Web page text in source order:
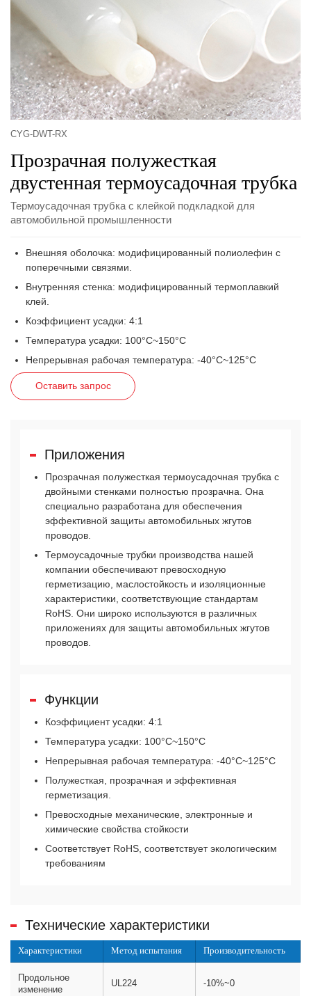
CYG-DWT-RX
Прозрачная полужесткая
двустенная термоусадочная трубка
Термоусадочная трубка с клейкой подкладкой для
автомобильной промышленности
Внешняя оболочка: модифицированный полиолефин с
поперечными связями.
Внутренняя стенка: модифицированный термоплавкий
клей.
Коэффициент усадки: 4:1
Температура усадки: 100°C~150°C
Непрерывная рабочая температура: -40°C~125°C
Оставить запрос
Приложения
Прозрачная полужесткая термоусадочная трубка с
двойными стенками полностью прозрачна. Она
специально разработана для обеспечения
эффективной защиты автомобильных жгутов
проводов.
Термоусадочные трубки производства нашей
компании обеспечивают превосходную
герметизацию, маслостойкость и изоляционные
характеристики, соответствующие стандартам
RoHS. Они широко используются в различных
приложениях для защиты автомобильных жгутов
проводов.
Функции
Коэффициент усадки: 4:1
Температура усадки: 100°C~150°C
Непрерывная рабочая температура: -40°C~125°C
Полужесткая, прозрачная и эффективная
герметизация.
Превосходные механические, электронные и
химические свойства стойкости
Соответствует RoHS, соответствует экологическим
требованиям
Технические характеристики
Характеристики Метод испытания Производительность
Продольное
изменение
UL224 -10%~0